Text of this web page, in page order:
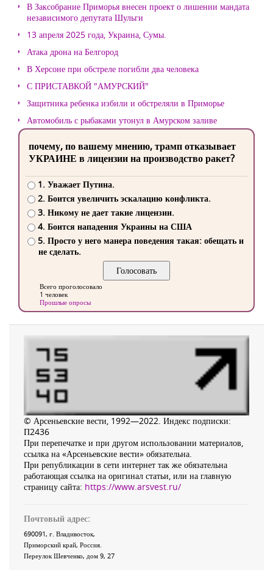
В Заксобрание Приморья внесен проект о лишении мандата
независимого депутата Шульги
13 апреля 2025 года, Украина, Сумы.
Атака дрона на Белгород
В Херсоне при обстреле погибли два человека
С ПРИСТАВКОЙ "АМУРСКИЙ"
Защитника ребенка избили и обстреляли в Приморье
Автомобиль с рыбаками утонул в Амурском заливе
почему, по вашему мнению, трамп отказывает
УКРАИНЕ в лицензии на производство ракет?
1. Уважает Путина.
2. Боится увеличить эскалацию конфликта.
3. Никому не дает такие лицензии.
4. Боится нападения Украины на США
5. Просто у него манера поведения такая: обещать и
не сделать.
Всего проголосовало
1 человек
Прошлые опросы
© Арсеньевские вести, 1992—2022. Индекс подписки:
П2436
При перепечатке и при другом использовании материалов,
ссылка на «Арсеньевские вести» обязательна.
При републикации в сети интернет так же обязательна
работающая ссылка на оригинал статьи, или на главную
страницу сайта: https://www.arsvest.ru/
Почтовый адрес:
690091, г. Владивосток,
Приморский край, Россия
Переулок Шевченко, дом 9, 27